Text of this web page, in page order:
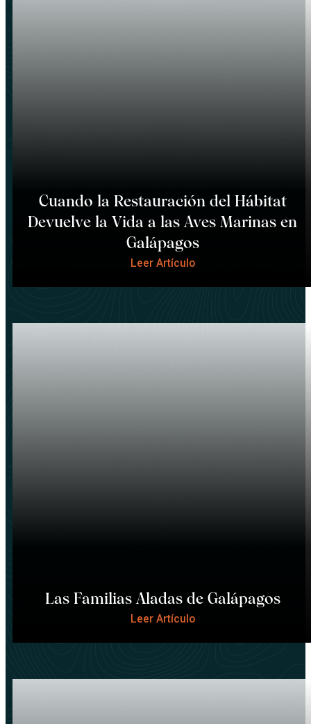
Cuando la Restauración del Hábitat
Devuelve la Vida a las Aves Marinas en
Galápagos
Leer Artículo
Las Familias Aladas de Galápagos
Leer Artículo